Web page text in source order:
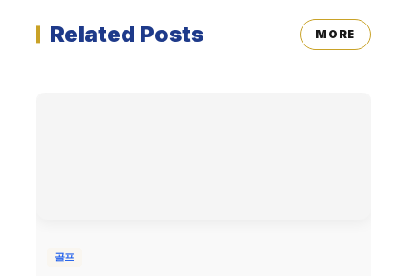
Related Posts MORE
골프